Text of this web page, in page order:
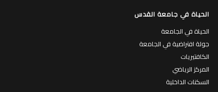
الحياة في جامعة القدس
الحياة في الجامعة
جولة افتراضية في الجامعة
الكافتيريات
المركز الرياضي
السكنات الداخلية